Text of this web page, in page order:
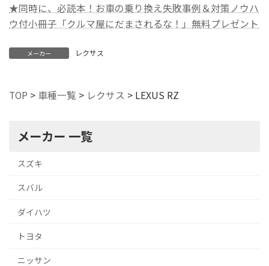
★同時に、必読本！お車の乗り換え失敗事例＆対策ノウハ
ウ付小冊子「クルマ屋にだまされるな！」無料プレゼント
メーカー レクサス
TOP > 車種一覧 > レクサス > LEXUS RZ
メーカー 一覧
スズキ
スバル
ダイハツ
トヨタ
ニッサン